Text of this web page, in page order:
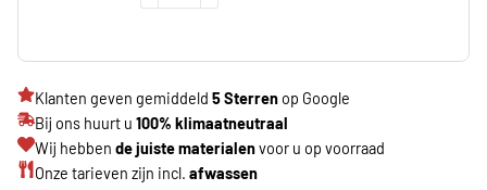
Klanten geven gemiddeld 5 Sterren op Google
Bij ons huurt u 100% klimaatneutraal
Wij hebben de juiste materialenvoor u op voorraad
Onze tarieven zijn incl. afwassen